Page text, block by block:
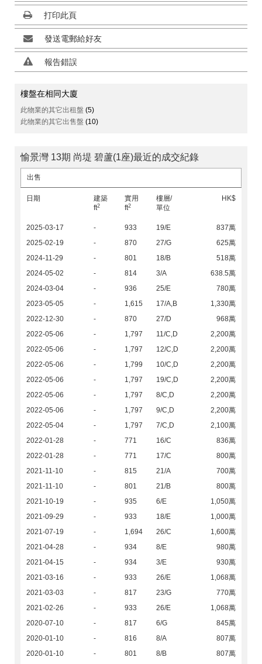
打印此頁
發送電郵給好友
報告錯誤
樓盤在相同大廈
此物業的其它出租盤 (5)
此物業的其它出售盤 (10)
愉景灣 13期 尚堤 碧蘆(1座)最近的成交紀錄
出售
日期
建築
ft2
實用
ft2
樓層/
單位
HK$
2025-03-17 - 933 19/E
837萬
2025-02-19
- 870 27/G
625萬
2024-11-29
- 801 18/B
518萬
2024-05-02
- 814 3/A
638.5萬
2024-03-04
- 936 25/E
780萬
2023-05-05
- 1,615 17/A,B
1,330萬
2022-12-30
- 870 27/D
968萬
2022-05-06
- 1,797 11/C,D
2,200萬
2022-05-06
- 1,797 12/C,D
2,200萬
2022-05-06
- 1,799 10/C,D
2,200萬
2022-05-06
- 1,797 19/C,D
2,200萬
2022-05-06
- 1,797 8/C,D
2,200萬
2022-05-06
- 1,797 9/C,D
2,200萬
2022-05-04
- 1,797 7/C,D
2,100萬
2022-01-28
- 771 16/C
836萬
2022-01-28
- 771 17/C
800萬
2021-11-10
- 815 21/A
700萬
2021-11-10
- 801 21/B
800萬
2021-10-19
- 935 6/E
1,050萬
2021-09-29
- 933 18/E
1,000萬
2021-07-19
- 1,694 26/C
1,600萬
2021-04-28
- 934 8/E
980萬
2021-04-15
- 934 3/E
930萬
2021-03-16
- 933 26/E
1,068萬
2021-03-03
- 817 23/G
770萬
2021-02-26
- 933 26/E
1,068萬
2020-07-10
- 817 6/G
845萬
2020-01-10
- 816 8/A
807萬
2020-01-10
- 801 8/B
807萬